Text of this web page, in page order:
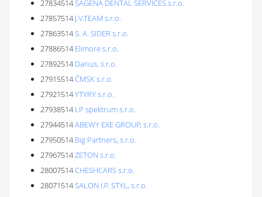
27834514SAGENA DENTAL SERVICES s.r.o.
27857514 J.V.TEAM s.r.o.
27863514S. A. SIDER s.r.o.
27886514 Elimore s.r.o.
27892514 Darius, s.r.o.
27915514ČMSK s.r.o.
27921514YTYRY s.r.o.
27938514 LP spektrum s.r.o.
27944514ABEWY EXE GROUP, s.r.o.
27950514 Big Partners, s.r.o.
27967514ZETON s.r.o.
28007514CHESHCARS s.r.o.
28071514SALON I.P. STYL, s.r.o.